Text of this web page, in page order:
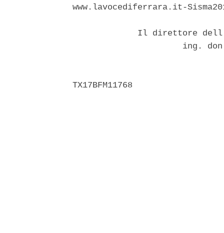
www.lavocediferrara.it-
Il direttore
ing.